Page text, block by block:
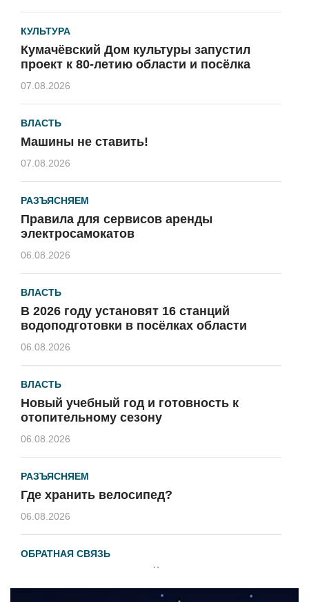
КУЛЬТУРА
Кумачёвский Дом культуры запустил
проект к 80-летию области и посёлка
07.08.2026
ВЛАСТЬ
Машины не ставить!
07.08.2026
РАЗЪЯСНЯЕМ
Правила для сервисов аренды
электросамокатов
06.08.2026
ВЛАСТЬ
В 2026 году установят 16 станций
водоподготовки в посёлках области
06.08.2026
ВЛАСТЬ
Новый учебный год и готовность к
отопительному сезону
06.08.2026
РАЗЪЯСНЯЕМ
Где хранить велосипед?
06.08.2026
ОБРАТНАЯ СВЯЗЬ
Администрация онлайн